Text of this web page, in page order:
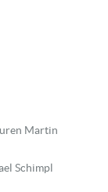
Martin
Schimpl